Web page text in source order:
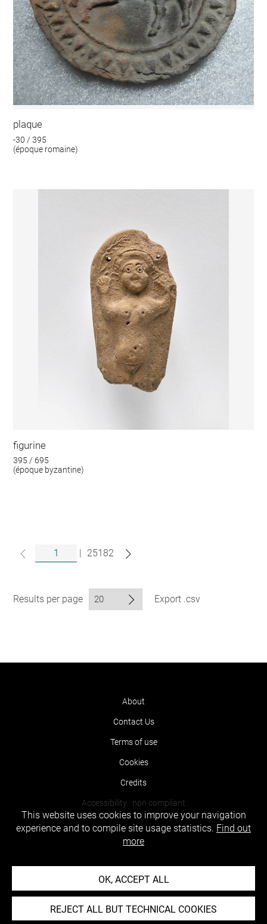
plaque
-30 / 395
(époque romaine)
figurine
395 / 695
(époque byzantine)
| 25182
Results per page Export .csv
About
Contact Us
Terms of use
Cookies
Credits
Accessibility : non compliant
This website uses cookies to improve your navigation
experience and to compile site usage statistics. Find out
more
OK, ACCEPT ALL
REJECT ALL BUT TECHNICAL COOKIES